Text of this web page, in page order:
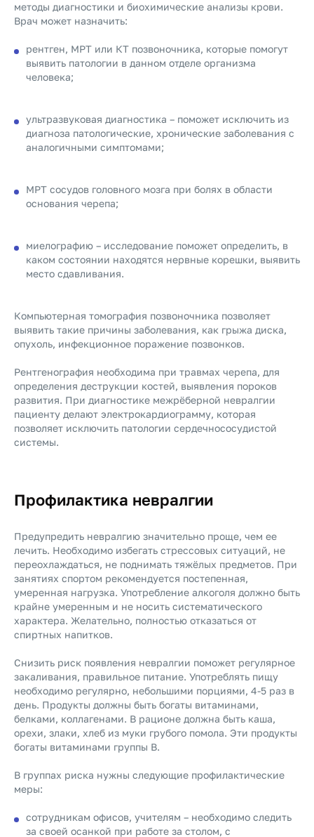
методы диагностики и биохимические анализы крови.
Врач может назначить:
рентген, МРТ или КТ позвоночника, которые помогут
выявить патологии в данном отделе организма
человека;
ультразвуковая диагностика – поможет исключить из
диагноза патологические, хронические заболевания с
аналогичными симптомами;
МРТ сосудов головного мозга при болях в области
основания черепа;
миелографию – исследование поможет определить, в
каком состоянии находятся нервные корешки, выявить
место сдавливания.
Компьютерная томография позвоночника позволяет
выявить такие причины заболевания, как грыжа диска,
опухоль, инфекционное поражение позвонков.
Рентгенография необходима при травмах черепа, для
определения деструкции костей, выявления пороков
развития. При диагностике межрёберной невралгии
пациенту делают электрокардиограмму, которая
позволяет исключить патологии сердечнососудистой
системы.
Профилактика невралгии
Предупредить невралгию значительно проще, чем ее
лечить. Необходимо избегать стрессовых ситуаций, не
переохлаждаться, не поднимать тяжёлых предметов. При
занятиях спортом рекомендуется постепенная,
умеренная нагрузка. Употребление алкоголя должно быть
крайне умеренным и не носить систематического
характера. Желательно, полностью отказаться от
спиртных напитков.
Снизить риск появления невралгии поможет регулярное
закаливания, правильное питание. Употреблять пищу
необходимо регулярно, небольшими порциями, 4-5 раз в
день. Продукты должны быть богаты витаминами,
белками, коллагенами. В рационе должна быть каша,
орехи, злаки, хлеб из муки грубого помола. Эти продукты
богаты витаминами группы В.
В группах риска нужны следующие профилактические
меры:
сотрудникам офисов, учителям – необходимо следить
за своей осанкой при работе за столом, с